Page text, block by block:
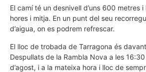
El camí té un desnivell d’uns 600 metres i
hores i mitja. En un punt del seu
d’aigua, on es podrem refrescar.
El lloc de trobada de Tarragona és
Despullats de la Rambla Nova a les
d’agost, i a la mateixa hora i lloc de